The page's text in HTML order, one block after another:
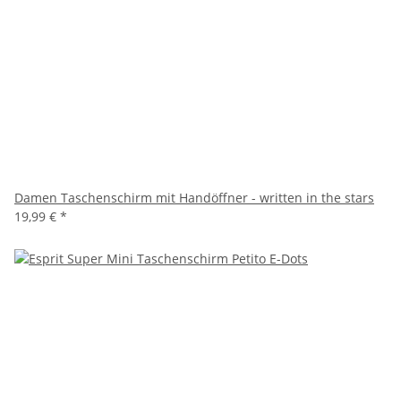
Damen Taschenschirm mit Handöffner - written in the stars
19,99 € *